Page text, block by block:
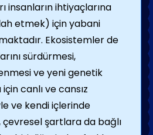
insanların ihtiyaçlarına
etmek) için yabani
Ekosistemler de
sürdürmesi,
ve yeni genetik
canlı ve cansız
ve kendi içlerinde
şartlara da bağlı